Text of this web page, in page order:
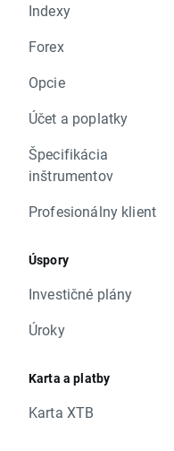
Indexy
Forex
Opcie
Účet a poplatky
Špecifikácia
inštrumentov
Profesionálny klient
Úspory
Investičné plány
Úroky
Karta a platby
Karta XTB